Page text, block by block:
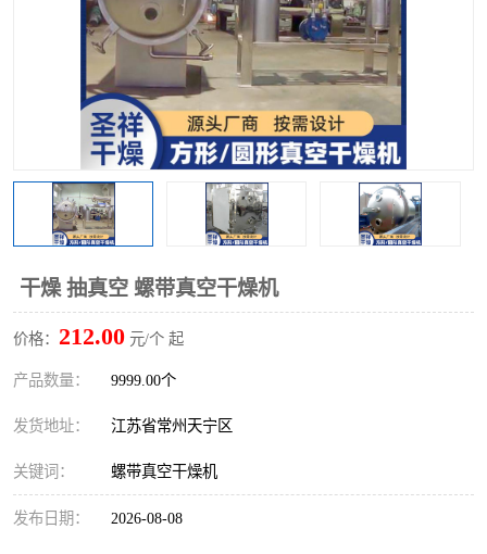
干燥 抽真空 螺带真空干燥机
价格： 212.00 元/个 起
产品数量： 9999.00个
发货地址： 江苏省常州天宁区
关键词： 螺带真空干燥机
发布日期： 2026-08-08
热风循环烘箱 喷雾干燥机
振动流化床干燥机 盘式干燥机